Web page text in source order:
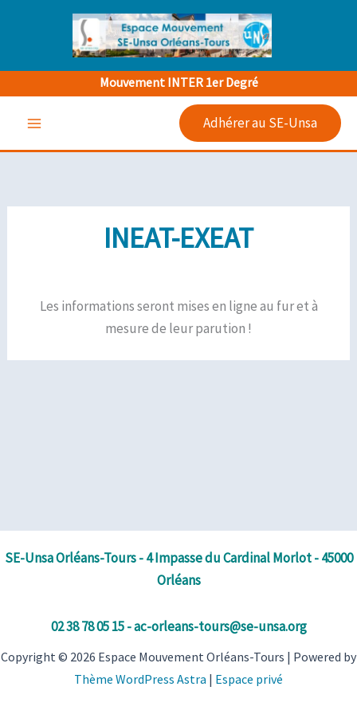
Mouvement INTER 1er Degré
Adhérer au SE-Unsa
INEAT-EXEAT
Les informations seront mises en ligne au fur et à
mesure de leur parution !
SE-Unsa Orléans-Tours - 4 Impasse du Cardinal Morlot - 45000
Orléans
02 38 78 05 15 - ac-orleans-tours@se-unsa.org
Copyright © 2026 Espace Mouvement Orléans-Tours | Powered by
Thème WordPress Astra | Espace privé